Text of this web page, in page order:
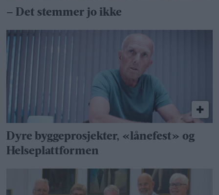
– Det stemmer jo ikke
Dyre byggeprosjekter, «lånefest» og
Helseplattformen